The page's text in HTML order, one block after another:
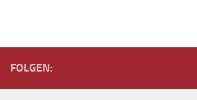
FOLGEN: